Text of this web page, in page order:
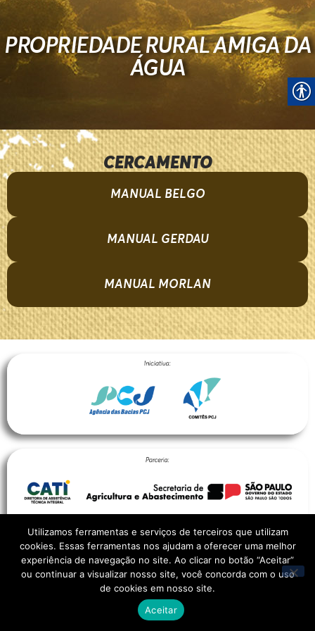
PROPRIEDADE RURAL AMIGA DA
ÁGUA
CERCAMENTO
MANUAL BELGO
MANUAL GERDAU
MANUAL MORLAN
Utilizamos ferramentas e serviços de terceiros que utilizam
cookies. Essas ferramentas nos ajudam a oferecer uma melhor
experiência de navegação no site. Ao clicar no botão “Aceitar”
ou continuar a visualizar nosso site, você concorda com o uso
de cookies em nosso site.
Aceitar